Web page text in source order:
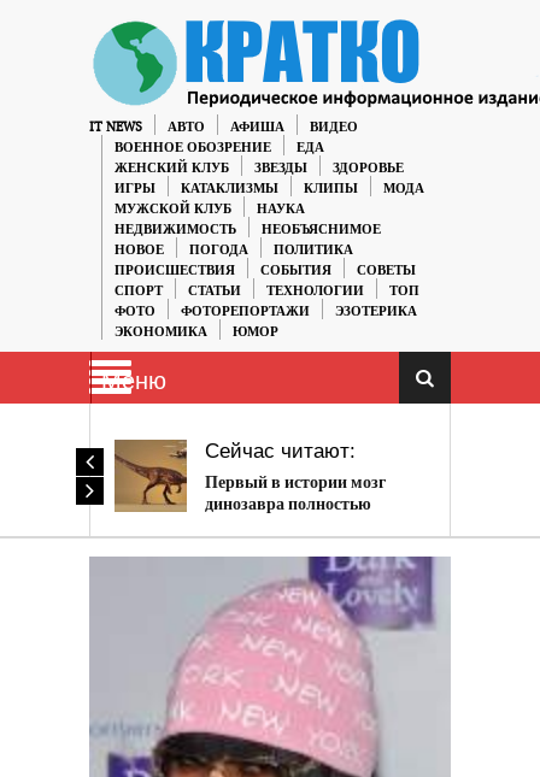
IT NEWS АВТО АФИША
ВИДЕО
ВОЕННОЕ ОБОЗРЕНИЕ
ЕДА
ЖЕНСКИЙ КЛУБ
ЗВЕЗДЫ
ЗДОРОВЬЕ
ИГРЫ
КАТАКЛИЗМЫ КЛИПЫ
МОДА
МУЖСКОЙ КЛУБ
НАУКА
НЕДВИЖИМОСТЬ
НЕОБЪЯСНИМОЕ
НОВОЕ
ПОГОДА
ПОЛИТИКА
ПРОИСШЕСТВИЯ
СОБЫТИЯ
СОВЕТЫ
СПОРТ
СТАТЬИ ТЕХНОЛОГИИ
ТОП
ФОТО
ФОТОРЕПОРТАЖИ
ЭЗОТЕРИКА
ЭКОНОМИКА
ЮМОР
Меню
Сейчас читают:
Первый в истории мозг
динозавра полностью